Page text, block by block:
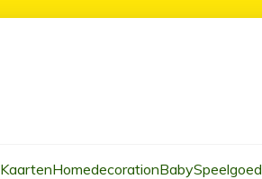
KaartenHomedecorationBabySpeelgoed